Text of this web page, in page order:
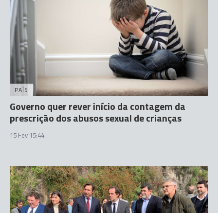
PAÍS
Governo quer rever início da contagem da
prescrição dos abusos sexual de crianças
15 Fev 15:44